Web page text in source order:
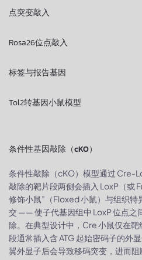
点突变敲入
Rosa26位点敲入 ​
标签与报告基因
Tol2转基因小鼠模型 ​
条件性基因敲除（cKO）
条件性敲除（cKO）模型通过 Cre-
敲除的靶片段两侧会插入 LoxP（或
修饰小鼠”（Floxed 小鼠）与组织特
交 —— 使子代基因组中 LoxP 位点之
除。在典型设计中，Cre 小鼠仅在
段通常插入含 ATG 起始密码子的外
翼外显子后会导致移码突变，进而阻